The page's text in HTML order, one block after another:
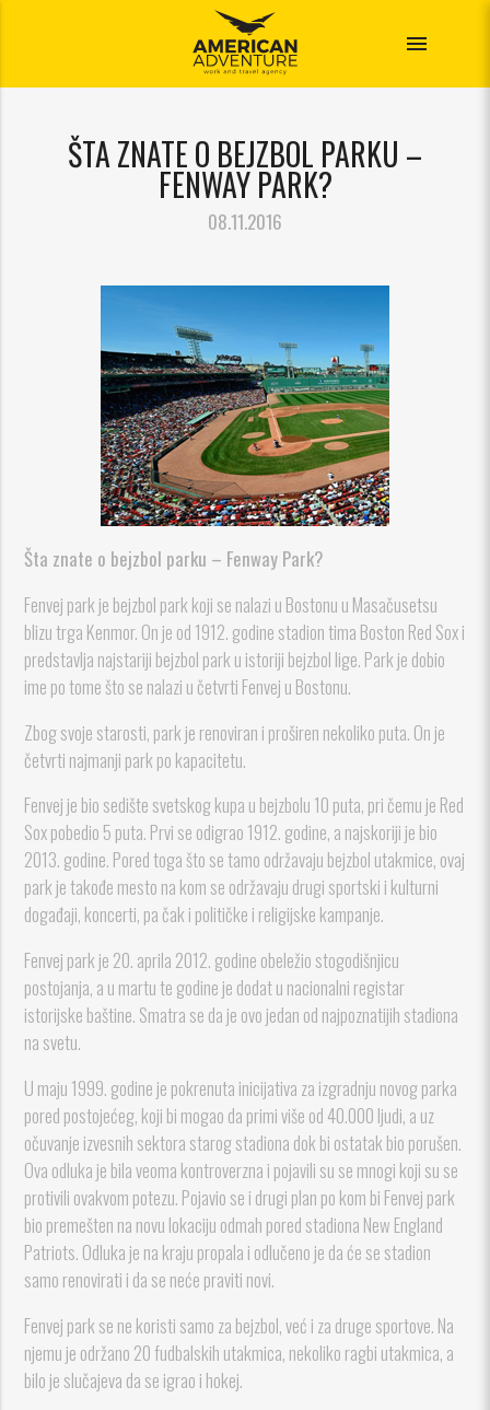
menu
ŠTA ZNATE O BEJZBOL PARKU –
FENWAY PARK?
08.11.2016
Šta znate o bejzbol parku – Fenway Park?
Fenvej park je bejzbol park koji se nalazi u Bostonu u Masačusetsu
blizu trga Kenmor. On je od 1912. godine stadion tima Boston Red Sox i
predstavlja najstariji bejzbol park u istoriji bejzbol lige. Park je dobio
ime po tome što se nalazi u četvrti Fenvej u Bostonu.
Zbog svoje starosti, park je renoviran i proširen nekoliko puta. On je
četvrti najmanji park po kapacitetu.
Fenvej je bio sedište svetskog kupa u bejzbolu 10 puta, pri čemu je Red
Sox pobedio 5 puta. Prvi se odigrao 1912. godine, a najskoriji je bio
2013. godine. Pored toga što se tamo održavaju bejzbol utakmice, ovaj
park je takođe mesto na kom se održavaju drugi sportski i kulturni
događaji, koncerti, pa čak i političke i religijske kampanje.
Fenvej park je 20. aprila 2012. godine obeležio stogodišnjicu
postojanja, a u martu te godine je dodat u nacionalni registar
istorijske baštine. Smatra se da je ovo jedan od najpoznatijih stadiona
na svetu.
U maju 1999. godine je pokrenuta inicijativa za izgradnju novog parka
pored postojećeg, koji bi mogao da primi više od 40.000 ljudi, a uz
očuvanje izvesnih sektora starog stadiona dok bi ostatak bio porušen.
Ova odluka je bila veoma kontroverzna i pojavili su se mnogi koji su se
protivili ovakvom potezu. Pojavio se i drugi plan po kom bi Fenvej park
bio premešten na novu lokaciju odmah pored stadiona New England
Patriots. Odluka je na kraju propala i odlučeno je da će se stadion
samo renovirati i da se neće praviti novi.
Fenvej park se ne koristi samo za bejzbol, već i za druge sportove. Na
njemu je održano 20 fudbalskih utakmica, nekoliko ragbi utakmica, a
bilo je slučajeva da se igrao i hokej.